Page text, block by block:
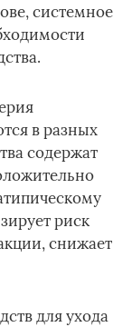
системное
в разных
содержат
риск
снижает
для ухода